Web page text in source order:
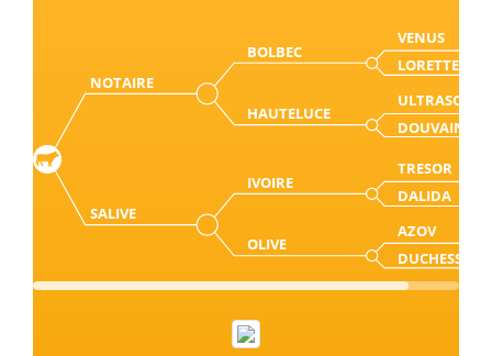
NOTAIRE
BOLBEC
VENUS
LORETTE
HAUTELUCE
ULTRASON
DOUVAINE
SALIVE
IVOIRE
TRESOR
DALIDA
OLIVE
AZOV
DUCHESSE